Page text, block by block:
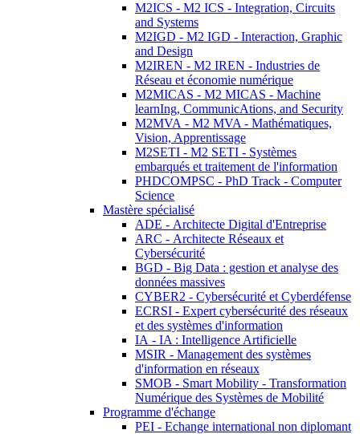
M2ICS - M2 ICS - Integration, Circuits
and Systems
M2IGD - M2 IGD - Interaction, Graphic
and Design
M2IREN - M2 IREN - Industries de
Réseau et économie numérique
M2MICAS - M2 MICAS - Machine
learnIng, CommunicAtions, and Security
M2MVA - M2 MVA - Mathématiques,
Vision, Apprentissage
M2SETI - M2 SETI - Systèmes
embarqués et traitement de l'information
PHDCOMPSC - PhD Track - Computer
Science
Mastère spécialisé
ADE - Architecte Digital d'Entreprise
ARC - Architecte Réseaux et
Cybersécurité
BGD - Big Data : gestion et analyse des
données massives
CYBER2 - Cybersécurité et Cyberdéfense
ECRSI - Expert cybersécurité des réseaux
et des systèmes d'information
IA - IA : Intelligence Artificielle
MSIR - Management des systèmes
d'information en réseaux
SMOB - Smart Mobility - Transformation
Numérique des Systèmes de Mobilité
Programme d'échange
PEI - Echange international non diplomant